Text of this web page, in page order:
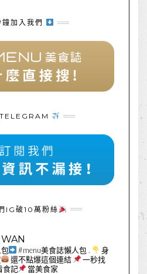
加入我們
IG破10萬粉絲
#menu美食誌懶人包 .
身
還不點爆這個連結
一秒找
食記 當美食家